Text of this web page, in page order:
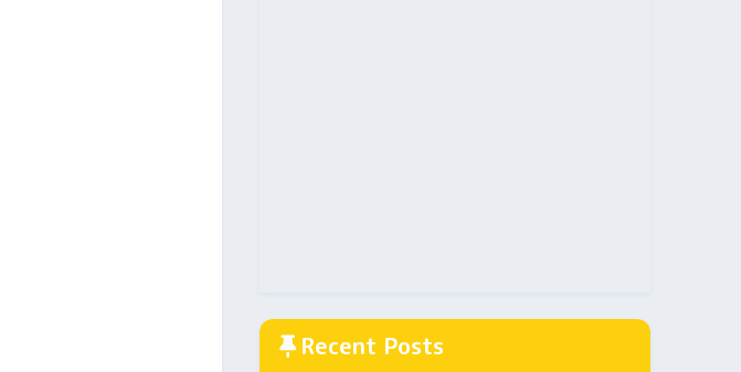
Recent Posts